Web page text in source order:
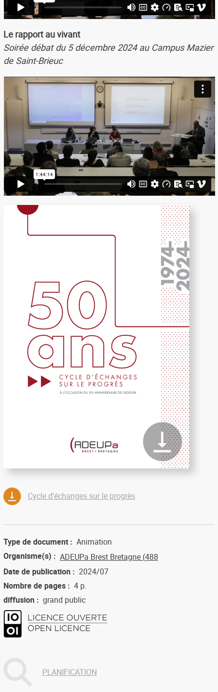
Le rapport au vivant
Soirée débat du 5 décembre 2024 au Campus Mazier
de Saint-Brieuc
Cycle d'échanges sur le progrès
Type de document
Animation
Organisme(s)
ADEUPa Brest Bretagne (488
Date de publication
2024/07
Nombre de pages
4 p.
diffusion
grand public
PLANIFICATION